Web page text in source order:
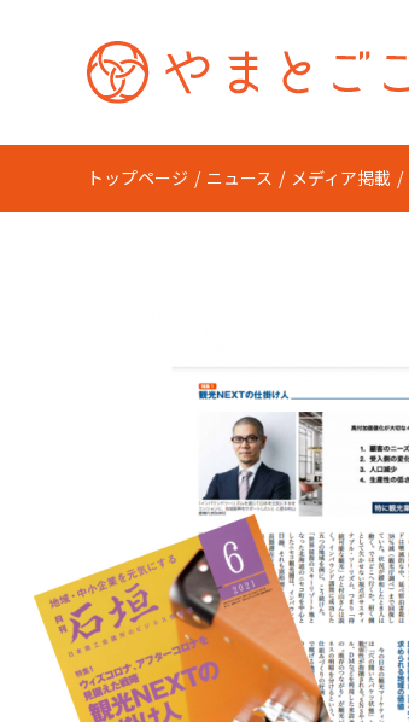
トップページ ニュース メディア掲載